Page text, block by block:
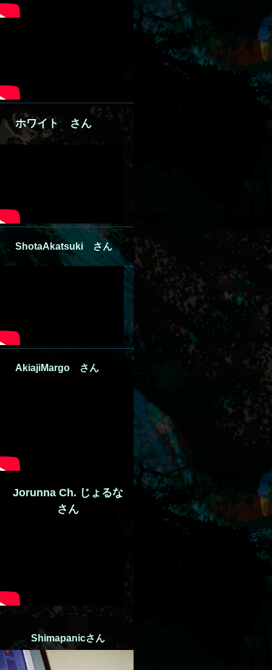
ホワイト さん
ShotaAkatsuki さん
AkiajiMargo さん
Jorunna Ch. じょるな
さん
Shimapanicさん